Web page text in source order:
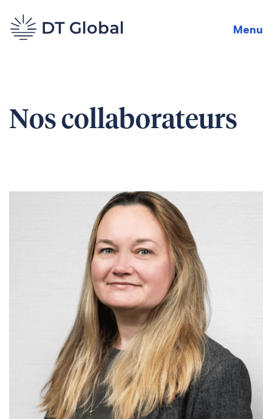
Menu
Nos collaborateurs